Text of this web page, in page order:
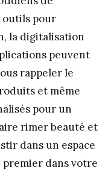
outils pour
la digitalisation
peuvent
rappeler le
et même
pour un
rimer beauté et
dans un espace
dans votre